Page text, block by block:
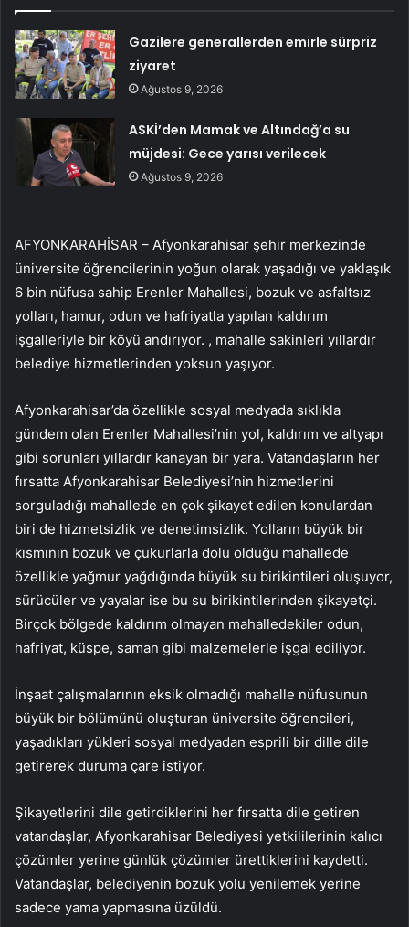
Gazilere generallerden emirle sürpriz
ziyaret
Ağustos 9, 2026
ASKİ’den Mamak ve Altındağ’a su
müjdesi: Gece yarısı verilecek
Ağustos 9, 2026
AFYONKARAHİSAR – Afyonkarahisar şehir merkezinde
üniversite öğrencilerinin yoğun olarak yaşadığı ve yaklaşık
6 bin nüfusa sahip Erenler Mahallesi, bozuk ve asfaltsız
yolları, hamur, odun ve hafriyatla yapılan kaldırım
işgalleriyle bir köyü andırıyor. , mahalle sakinleri yıllardır
belediye hizmetlerinden yoksun yaşıyor.
Afyonkarahisar’da özellikle sosyal medyada sıklıkla
gündem olan Erenler Mahallesi’nin yol, kaldırım ve altyapı
gibi sorunları yıllardır kanayan bir yara. Vatandaşların her
fırsatta Afyonkarahisar Belediyesi’nin hizmetlerini
sorguladığı mahallede en çok şikayet edilen konulardan
biri de hizmetsizlik ve denetimsizlik. Yolların büyük bir
kısmının bozuk ve çukurlarla dolu olduğu mahallede
özellikle yağmur yağdığında büyük su birikintileri oluşuyor,
sürücüler ve yayalar ise bu su birikintilerinden şikayetçi.
Birçok bölgede kaldırım olmayan mahalledekiler odun,
hafriyat, küspe, saman gibi malzemelerle işgal ediliyor.
İnşaat çalışmalarının eksik olmadığı mahalle nüfusunun
büyük bir bölümünü oluşturan üniversite öğrencileri,
yaşadıkları yükleri sosyal medyadan esprili bir dille dile
getirerek duruma çare istiyor.
Şikayetlerini dile getirdiklerini her fırsatta dile getiren
vatandaşlar, Afyonkarahisar Belediyesi yetkililerinin kalıcı
çözümler yerine günlük çözümler ürettiklerini kaydetti.
Vatandaşlar, belediyenin bozuk yolu yenilemek yerine
sadece yama yapmasına üzüldü.